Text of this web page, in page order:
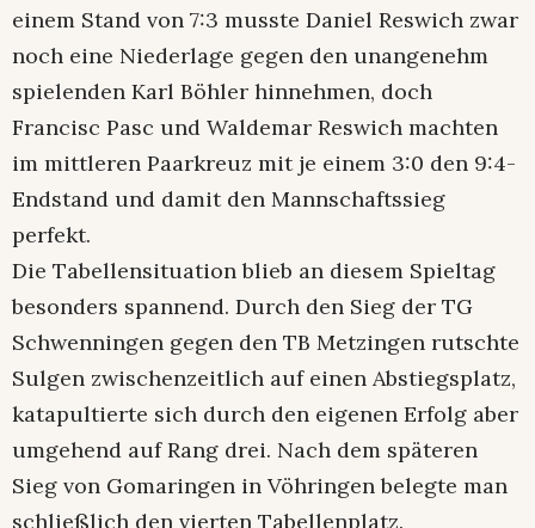
einem Stand von 7:3 musste Daniel Reswich zwar
noch eine Niederlage gegen den unangenehm
spielenden Karl Böhler hinnehmen, doch
Francisc Pasc und Waldemar Reswich machten
im mittleren Paarkreuz mit je einem 3:0 den 9:4-
Endstand und damit den Mannschaftssieg
perfekt.
Die Tabellensituation blieb an diesem Spieltag
besonders spannend. Durch den Sieg der TG
Schwenningen gegen den TB Metzingen rutschte
Sulgen zwischenzeitlich auf einen Abstiegsplatz,
katapultierte sich durch den eigenen Erfolg aber
umgehend auf Rang drei. Nach dem späteren
Sieg von Gomaringen in Vöhringen belegte man
schließlich den vierten Tabellenplatz.